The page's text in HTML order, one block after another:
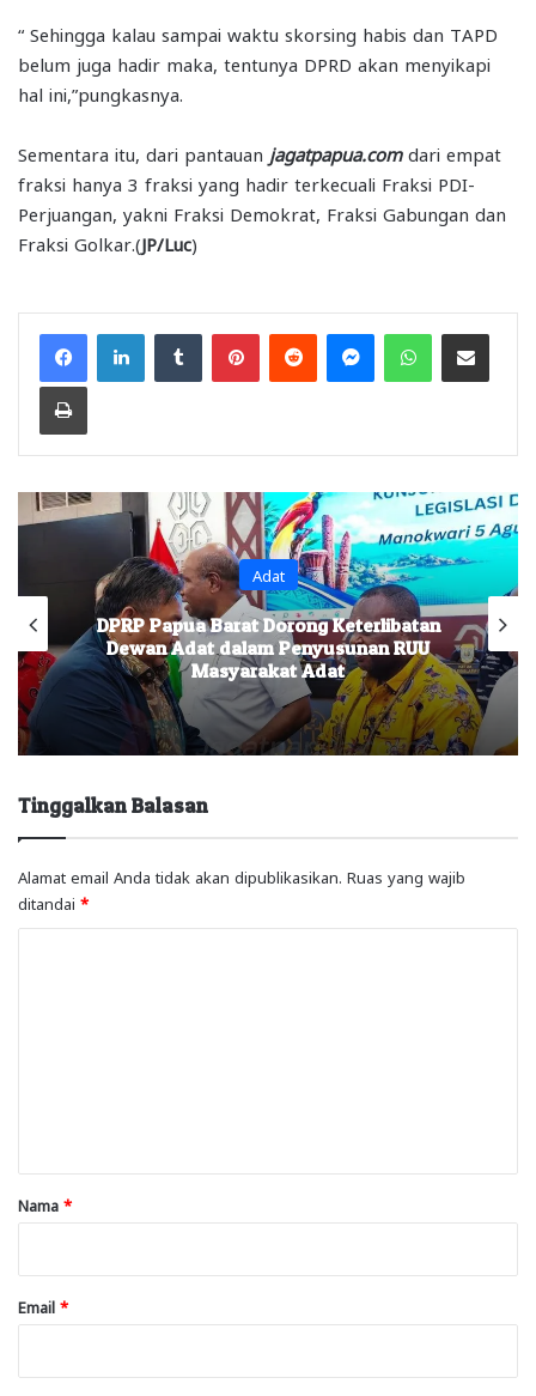
“ Sehingga kalau sampai waktu skorsing habis dan TAPD
belum juga hadir maka, tentunya DPRD akan menyikapi
hal ini,”pungkasnya.
Sementara itu, dari pantauan jagatpapua.comdari empat
fraksi hanya 3 fraksi yang hadir terkecuali Fraksi PDI-
Perjuangan, yakni Fraksi Demokrat, Fraksi Gabungan dan
Fraksi Golkar.(JP/Luc)
FacebookLinkedInTumblr PinterestReddit MessengerWhatsAppShare via Email
Print
Adat
DPRP Papua Barat Dorong Keterlibatan
Dewan Adat dalam Penyusunan RUU
Masyarakat Adat
Tinggalkan Balasan
Alamat email Anda tidak akan dipublikasikan. Ruas yang wajib
ditandai *
rNama *
Email *